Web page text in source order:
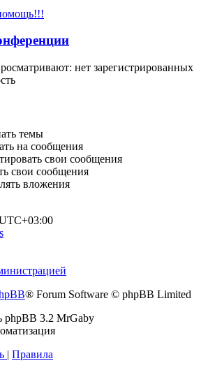
нет зарегистрированных
темы
на сообщения
свои сообщения
свои сообщения
вложения
® Forum Software © phpBB Limited
phpBB 3.2 MrGaby
Правила